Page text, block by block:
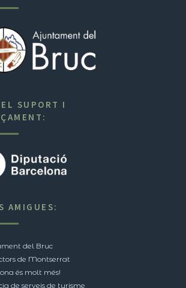
SUPORT I
AMIGUES:
del Bruc
de Montserrat
és molt més!
de serveis de turisme